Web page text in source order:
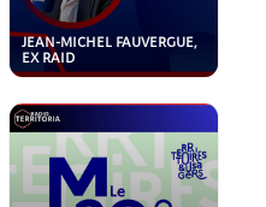
JEAN-MICHEL FAUVERGUE,
EX RAID